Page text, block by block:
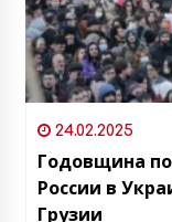
24.02.2025
Годовщина
России в
Грузии